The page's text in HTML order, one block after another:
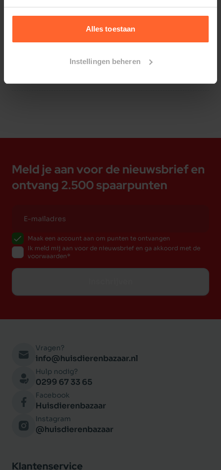
Alles toestaan
Instellingen beheren
Bestelherinnering instellen
Meld je aan voor de nieuwsbrief en
ontvang 2.500 spaarpunten
Maak een account aan om punten te ontvangen
Ik meld mij aan voor de nieuwsbrief en ga akkoord met de
voorwaarden
Vragen?
info@huisdierenbazaar.nl
Hulp nodig?
0299 67 33 65
Facebook
Huisdierenbazaar
Instagram
@huisdierenbazaar
Klantenservice